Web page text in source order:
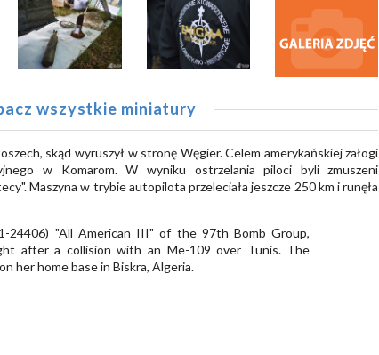
wszystkie miniatury
skąd wyruszył w stronę Węgier. Celem amerykańskiej załogi
w Komarom. W wyniku ostrzelania piloci byli zmuszeni
Maszyna w trybie autopilota przeleciała jeszcze 250 km i runęła